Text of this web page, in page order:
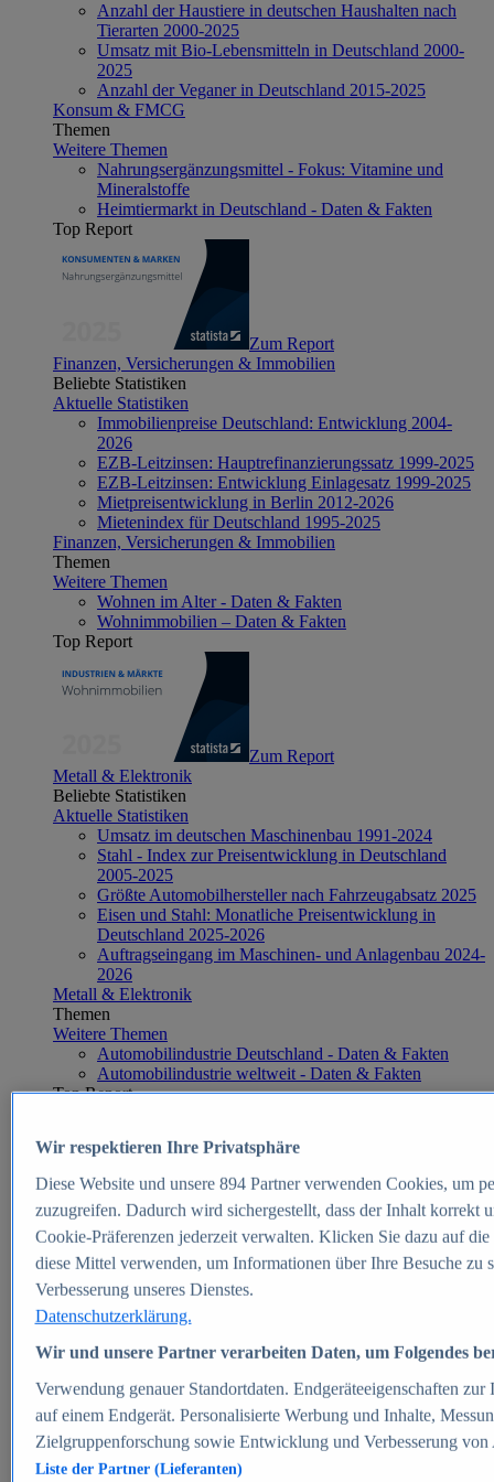
Anzahl der Haustiere in deutschen Haushalten nach
Tierarten 2000-2025
Umsatz mit Bio-Lebensmitteln in Deutschland 2000-
2025
Anzahl der Veganer in Deutschland 2015-2025
Konsum & FMCG
Themen
Weitere Themen
Nahrungsergänzungsmittel - Fokus: Vitamine und
Mineralstoffe
Heimtiermarkt in Deutschland - Daten & Fakten
Top Report
Zum Report
Finanzen, Versicherungen & Immobilien
Beliebte Statistiken
Aktuelle Statistiken
Immobilienpreise Deutschland: Entwicklung 2004-
2026
EZB-Leitzinsen: Hauptrefinanzierungssatz 1999-2025
EZB-Leitzinsen: Entwicklung Einlagesatz 1999-2025
Mietpreisentwicklung in Berlin 2012-2026
Mietenindex für Deutschland 1995-2025
Finanzen, Versicherungen & Immobilien
Themen
Weitere Themen
Wohnen im Alter - Daten & Fakten
Wohnimmobilien – Daten & Fakten
Top Report
Zum Report
Metall & Elektronik
Beliebte Statistiken
Aktuelle Statistiken
Umsatz im deutschen Maschinenbau 1991-2024
Stahl - Index zur Preisentwicklung in Deutschland
2005-2025
Größte Automobilhersteller nach Fahrzeugabsatz 2025
Eisen und Stahl: Monatliche Preisentwicklung in
Deutschland 2025-2026
Auftragseingang im Maschinen- und Anlagenbau 2024-
2026
Metall & Elektronik
Themen
Weitere Themen
Automobilindustrie Deutschland - Daten & Fakten
Automobilindustrie weltweit - Daten & Fakten
Top Report
Zum Report
E-commerce
Beliebte Statistiken
Aktuelle Statistiken
E-Commerce - Entwicklung des Umsatzes in
Deutschland 1999-2025
Umsatz von Amazon in Deutschland und weltweit
2010-2025
B2C-E-Commerce: Top-50 Online Shops in
Deutschland 2024
Marktanteile von Online-Zahlungsverfahren in
Deutschland 2024
Umsatzstarke Warengruppen im Online-Handel in
Deutschland 2023-2025
Wir respektieren Ihre Privatsphäre
Diese Website und unsere 894Partner verwenden Cookies, um
zuzugreifen. Dadurch wird sichergestellt, dass der Inhalt korrekt
Cookie-Präferenzen jederzeit verwalten. Klicken Sie dazu auf
diese Mittel verwenden, um Informationen über Ihre Besuche
Verbesserung unseres Dienstes.
Datenschutzerklärung.
Wir und unsere Partner verarbeiten Daten, um Folgendes
Verwendung genauer Standortdaten. Endgeräteeigenschaften
auf einem Endgerät. Personalisierte Werbung und Inhalte,
Zielgruppenforschung sowie Entwicklung und Verbesserung von
Liste der Partner (Lieferanten)